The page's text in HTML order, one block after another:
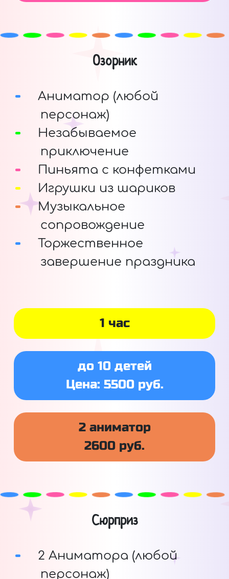
Озорник
Аниматор (любой
персонаж)
Незабываемое
приключение
Пиньята с конфетками
Игрушки из шариков
Музыкальное
сопровождение
Торжественное
завершение праздника
1 час
до 10 детей
Цена: 5500 руб.
2 аниматор
2600 руб.
Сюрприз
2 Аниматора (любой
персонаж)